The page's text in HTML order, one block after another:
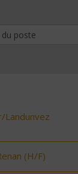
Landunvez
(H/F)